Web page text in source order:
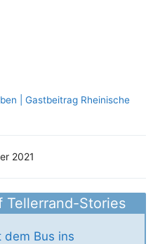
| Gastbeitrag Rheinische
2021
Tellerrand-Stories
dem Bus ins